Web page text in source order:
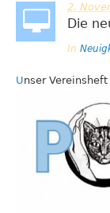
2.
Die
In
Unser